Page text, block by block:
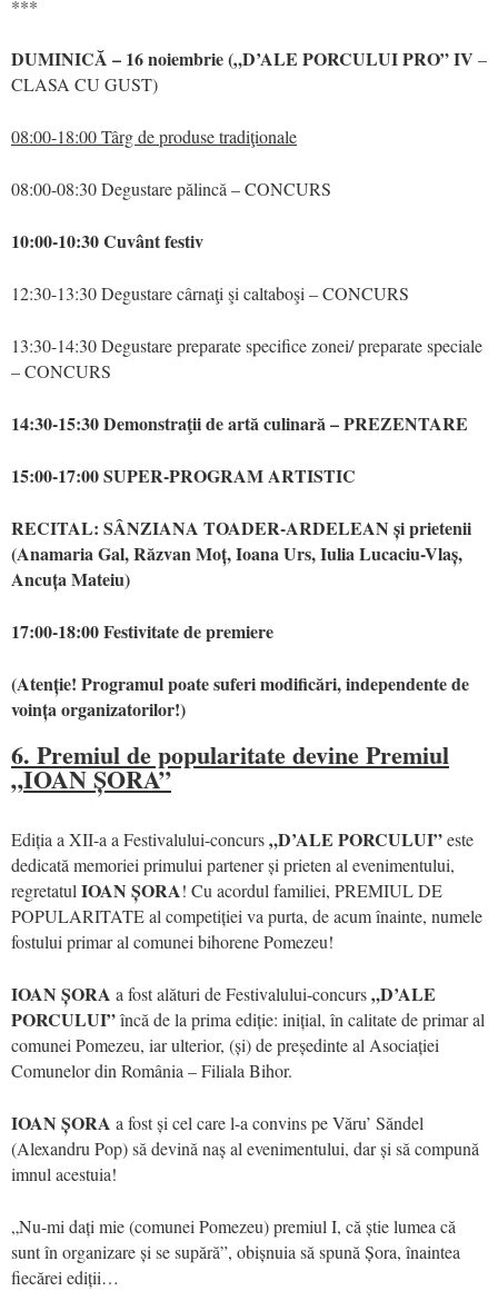
***
DUMINICĂ – 16 noiembrie („D’ALE PORCULUI PRO” IV –
CLASA CU GUST)
08:00-18:00 Târg de produse tradiţionale
08:00-08:30 Degustare pălincă – CONCURS
10:00-10:30 Cuvânt festiv
12:30-13:30 Degustare cârnaţi şi caltaboşi – CONCURS
13:30-14:30 Degustare preparate specifice zonei/ preparate speciale
– CONCURS
14:30-15:30 Demonstraţii de artă culinară – PREZENTARE
15:00-17:00 SUPER-PROGRAM ARTISTIC
RECITAL: SÂNZIANA TOADER-ARDELEAN și prietenii
(Anamaria Gal, Răzvan Moț, Ioana Urs, Iulia Lucaciu-Vlaș,
Ancuța Mateiu)
17:00-18:00 Festivitate de premiere
(Atenție! Programul poate suferi modificări, independente de
voința organizatorilor!)
6. Premiul de popularitate devine Premiul
„IOAN ȘORA”
Ediția a XII-a a Festivalului-concurs„D’ALE PORCULUI”este
dedicată memoriei primului partener și prieten al evenimentului,
regretatul IOAN ȘORA! Cu acordul familiei, PREMIUL DE
POPULARITATE al competiției va purta, de acum înainte, numele
fostului primar al comunei bihorene Pomezeu!
IOAN ȘORA a fost alături de Festivalului-concurs„D’ALE
PORCULUI”încă de la prima ediție: inițial, în calitate de primar al
comunei Pomezeu, iar ulterior, (și) de președinte al Asociației
Comunelor din România – Filiala Bihor.
IOAN ȘORA a fost și cel care l-a convins pe Văru’ Săndel
(Alexandru Pop) să devină naș al evenimentului, dar și să compună
imnul acestuia!
„Nu-mi dați mie (comunei Pomezeu) premiul I, că știe lumea că
sunt în organizare și se supără”, obișnuia să spună Șora, înaintea
fiecărei ediții…